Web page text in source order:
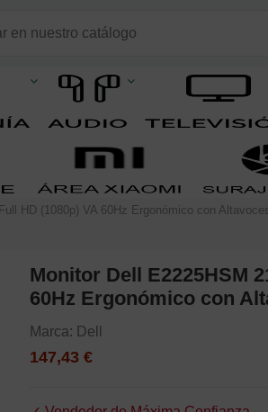
HD (1080p) VA 60Hz Ergonómico con
Monitor Dell E2225HSM
60Hz Ergonómico con
Marca: Dell
147,43 €